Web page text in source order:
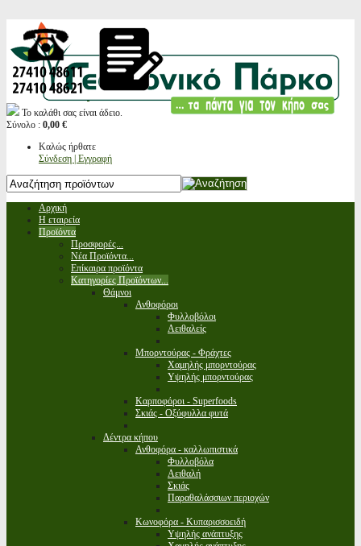
Το καλάθι σας είναι άδειο.
Σύνολο : 0,00 €
Καλώς ήρθατε
Σύνδεση | Εγγραφή
Αρχική
Η εταιρεία
Προϊόντα
Προσφορές...
Νέα Προϊόντα...
Επίκαιρα προϊόντα
Κατηγορίες Προϊόντων...
Θάμνοι
Ανθοφόροι
Φυλλοβόλοι
Αειθαλείς
Μπορντούρας - Φράχτες
Χαμηλής μπορντούρας
Υψηλής μπορντούρας
Καρποφόροι - Superfoods
Σκιάς - Οξύφυλλα φυτά
Δέντρα κήπου
Ανθοφόρα - καλλωπιστικά
Φυλλοβόλα
Αειθαλή
Σκιάς
Παραθαλάσσιων περιοχών
Κωνοφόρα - Κυπαρισσοειδή
Υψηλής ανάπτυξης